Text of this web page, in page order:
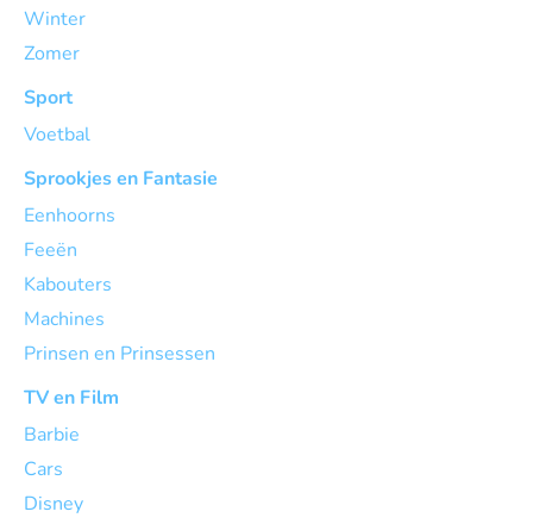
Winter
Zomer
Sport
Voetbal
Sprookjes en Fantasie
Eenhoorns
Feeën
Kabouters
Machines
Prinsen en Prinsessen
TV en Film
Barbie
Cars
Disney